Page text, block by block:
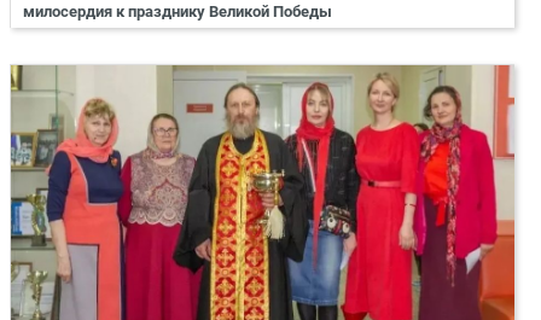
милосердия к празднику Великой Победы